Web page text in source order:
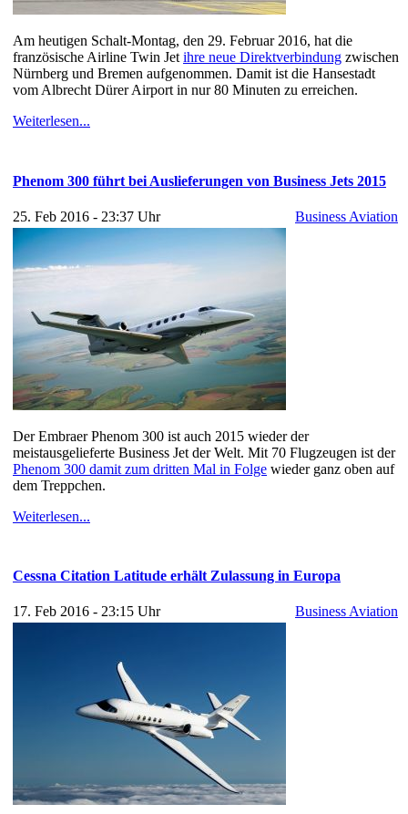
Am heutigen Schalt-Montag, den 29. Februar 2016, hat die
französische Airline Twin Jet ihre neue Direktverbindung zwischen
Nürnberg und Bremen aufgenommen. Damit ist die Hansestadt
vom Albrecht Dürer Airport in nur 80 Minuten zu erreichen.
Weiterlesen...
Phenom 300 führt bei Auslieferungen von Business Jets 2015
25. Feb 2016 - 23:37 Uhr Business Aviation
Der Embraer Phenom 300 ist auch 2015 wieder der
meistausgelieferte Business Jet der Welt. Mit 70 Flugzeugen ist der
Phenom 300 damit zum dritten Mal in Folge wieder ganz oben auf
dem Treppchen.
Weiterlesen...
Cessna Citation Latitude erhält Zulassung in Europa
17. Feb 2016 - 23:15 Uhr Business Aviation